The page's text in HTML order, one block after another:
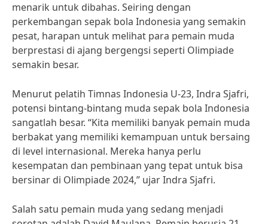
menarik untuk dibahas. Seiring dengan
perkembangan sepak bola Indonesia yang semakin
pesat, harapan untuk melihat para pemain muda
berprestasi di ajang bergengsi seperti Olimpiade
semakin besar.
Menurut pelatih Timnas Indonesia U-23, Indra Sjafri,
potensi bintang-bintang muda sepak bola Indonesia
sangatlah besar. “Kita memiliki banyak pemain muda
berbakat yang memiliki kemampuan untuk bersaing
di level internasional. Mereka hanya perlu
kesempatan dan pembinaan yang tepat untuk bisa
bersinar di Olimpiade 2024,” ujar Indra Sjafri.
Salah satu pemain muda yang sedang menjadi